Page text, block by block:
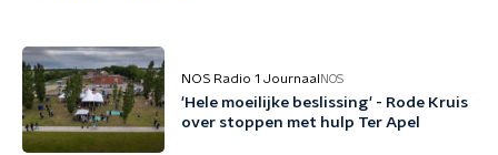
NOS Radio 1 Journaal NOS
'Hele moeilijke beslissing' - Rode Kruis
over stoppen met hulp Ter Apel